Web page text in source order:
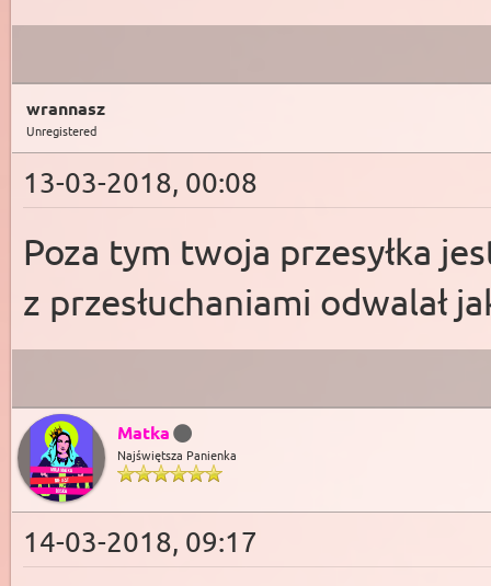
wrannasz
Unregistered
13-03-2018, 00:08
Poza tym twoja przesyłka
z przesłuchaniami odwalał
Matka
Najświętsza Panienka
14-03-2018, 09:17